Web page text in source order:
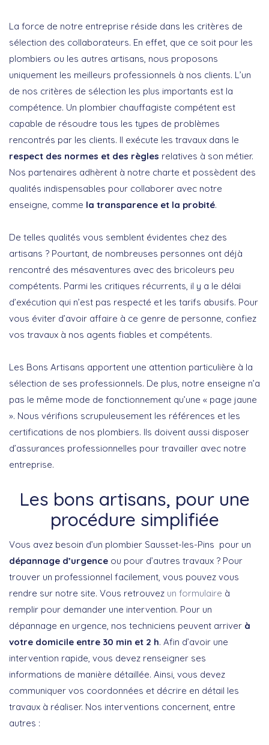
La force de notre entreprise réside dans les critères de
sélection des collaborateurs. En effet, que ce soit pour les
plombiers ou les autres artisans, nous proposons
uniquement les meilleurs professionnels à nos clients. L’un
de nos critères de sélection les plus importants est la
compétence. Un plombier chauffagiste compétent est
capable de résoudre tous les types de problèmes
rencontrés par les clients. Il exécute les travaux dans le
respect des normes et des règles relatives à son métier.
Nos partenaires adhèrent à notre charte et possèdent des
qualités indispensables pour collaborer avec notre
enseigne, comme la transparence et la probité.
De telles qualités vous semblent évidentes chez des
artisans ? Pourtant, de nombreuses personnes ont déjà
rencontré des mésaventures avec des bricoleurs peu
compétents. Parmi les critiques récurrents, il y a le délai
d’exécution qui n’est pas respecté et les tarifs abusifs. Pour
vous éviter d’avoir affaire à ce genre de personne, confiez
vos travaux à nos agents fiables et compétents.
Les Bons Artisans apportent une attention particulière à la
sélection de ses professionnels. De plus, notre enseigne n’a
pas le même mode de fonctionnement qu’une « page jaune
». Nous vérifions scrupuleusement les références et les
certifications de nos plombiers. Ils doivent aussi disposer
d’assurances professionnelles pour travailler avec notre
entreprise.
Les bons artisans, pour une
procédure simplifiée
Vous avez besoin d’un plombier Sausset-les-Pins pour un
dépannage d’urgence ou pour d’autres travaux ? Pour
trouver un professionnel facilement, vous pouvez vous
rendre sur notre site. Vous retrouvez un formulaire à
remplir pour demander une intervention. Pour un
dépannage en urgence, nos techniciens peuvent arriver à
votre domicile entre 30 min et 2 h. Afin d’avoir une
intervention rapide, vous devez renseigner ses
informations de manière détaillée. Ainsi, vous devez
communiquer vos coordonnées et décrire en détail les
travaux à réaliser. Nos interventions concernent, entre
autres :